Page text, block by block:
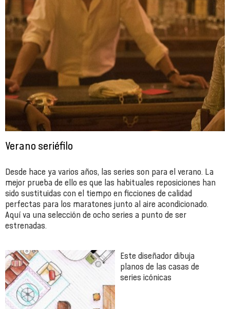
Verano seriéfilo
Desde hace ya varios años, las series son para el verano. La
mejor prueba de ello es que las habituales reposiciones han
sido sustituidas con el tiempo en ficciones de calidad
perfectas para los maratones junto al aire acondicionado.
Aquí va una selección de ocho series a punto de ser
estrenadas.
Este diseñador dibuja
planos de las casas de
series icónicas